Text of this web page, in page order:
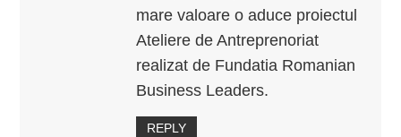
mare valoare o aduce proiectul
Ateliere de Antreprenoriat
realizat de Fundatia Romanian
Business Leaders.
REPLY